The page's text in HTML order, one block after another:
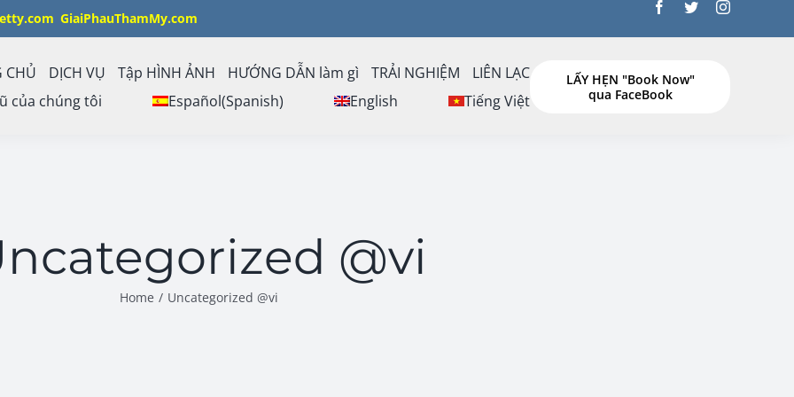
GiaiPhauThamMy.com
CHỦ DỊCH VỤ Tập HÌNH ẢNH HƯỚNG DẪN làm gì TRẢI NGHIỆM
LIÊN LẠC
của chúng tôi
Español(Spanish) English Tiếng Việt
LẤY HẸN "Book Now"
qua FaceBook
@vi
Home / Uncategorized @vi